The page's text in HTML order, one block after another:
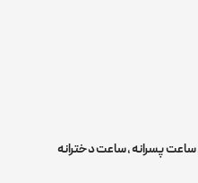
ساعت پسرانه,ساعت دخترانه